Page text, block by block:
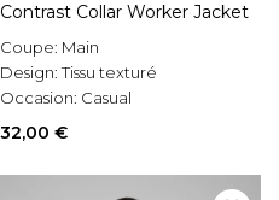
Contrast Collar Worker Jacket
Coupe: Main
Design:Tissu texturé
Occasion: Casual
32,00 €